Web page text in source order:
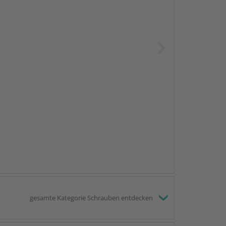
gesamte Kategorie Schrauben entdecken